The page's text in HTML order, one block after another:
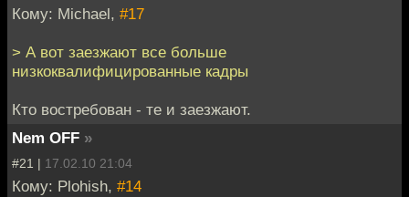
Кому: Мichael, #17
> А вот заезжают все больше
низкоквалифицированные кадры
Кто востребован - те и заезжают.
Nem OFF »
#21 | 17.02.10 21:04
Кому: Plohish, #14